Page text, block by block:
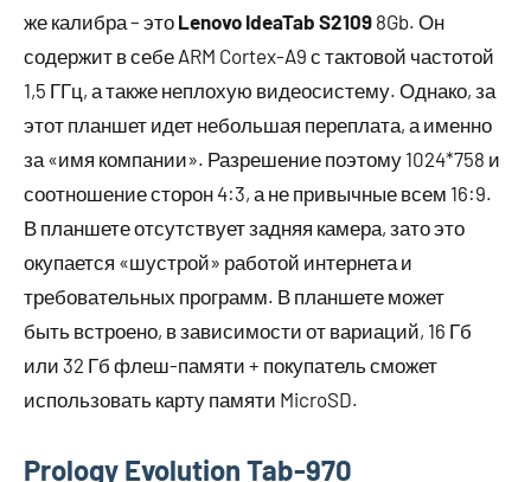
же калибра – это Lenovo IdeaTab S2109 8Gb. Он
содержит в себе ARM Cortex-A9 с тактовой частотой
1,5 ГГц, а также неплохую видеосистему. Однако, за
этот планшет идет небольшая переплата, а именно
за «имя компании». Разрешение поэтому 1024*758 и
соотношение сторон 4:3, а не привычные всем 16:9.
В планшете отсутствует задняя камера, зато это
окупается «шустрой» работой интернета и
требовательных программ. В планшете может
быть встроено, в зависимости от вариаций, 16 Гб
или 32 Гб флеш-памяти + покупатель сможет
использовать карту памяти MicroSD.
Prology Evolution Tab-970